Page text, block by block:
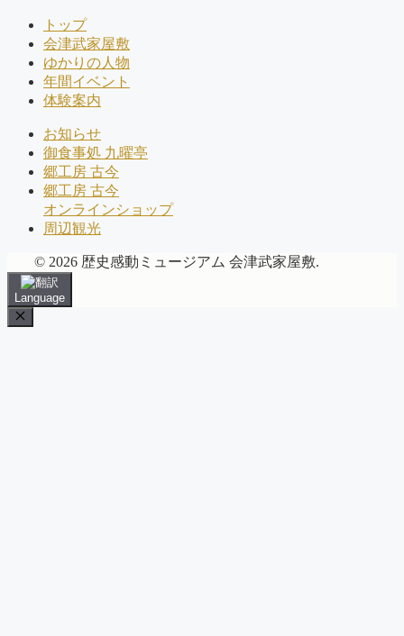
トップ
会津武家屋敷
ゆかりの人物
年間イベント
体験案内
お知らせ
御食事処 九曜亭
郷工房 古今
郷工房 古今
オンラインショップ
周辺観光
© 2026 歴史感動ミュージアム 会津武家屋敷.
Language
Close